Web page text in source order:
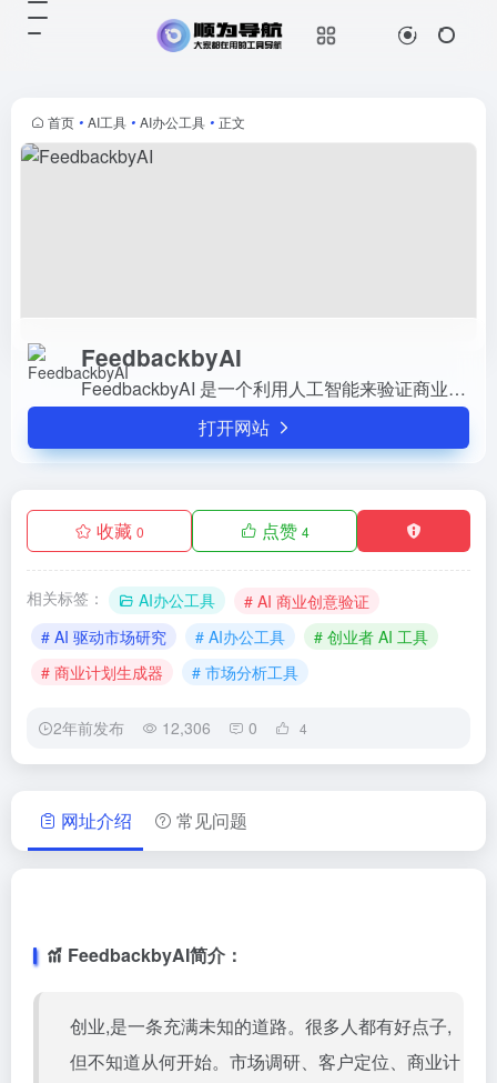
首页 • AI工具 • AI办公工具 • 正文
FeedbackbyAI
FeedbackbyAI 是一个利用人工智能来验证商业创意的平台。它帮助用户通过 AI 技术快速验证他们的商业想法，识别理想客户，并制定详细的商业计划。
打开网站
收藏 0 点赞 4
相关标签： AI办公工具
# AI 商业创意验证
# AI 驱动市场研究
# AI办公工具
# 创业者 AI 工具
# 商业计划生成器
# 市场分析工具
2年前发布 12,306 0 4
通过 AI 技术快速验证他们的商业想
法，识别理想客户，并制定详细的商
业计划。
网址介绍 常见问题
FeedbackbyAI简介：
创业,是一条充满未知的道路。很多人都有好点子,
但不知道从何开始。市场调研、客户定位、商业计